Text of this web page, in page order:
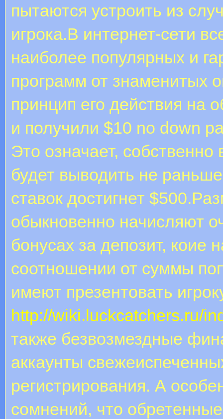
пытаются устроить из
игрока.В интернет-сети
наиболее популярных и
программ от знаменитых
принцип его действия на
и получили $10 no down
Это означает,
будет выводить не
ставок достигнет
обыкновенно начисляют
бонусах за депозит, коие
соотношении от суммы
имеют презентовать
http://wiki.luckcatchers.ru/
также безвозмездные
аккаунты
регистрирования. А
сомнений, что